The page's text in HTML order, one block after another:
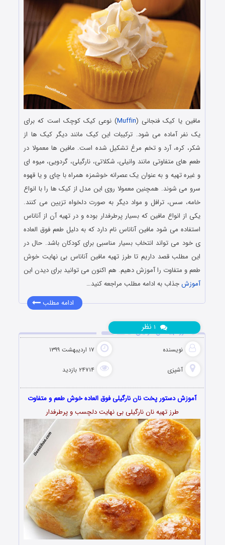
مافین یا کیک فنجانی (Muffin) نوعی کیک کوچک است که برای
یک نفر آماده می ‌شود. ترکیبات این کیک مانند دیگر کیک‌ ها از
شکر، کره، آرد و تخم مرغ تشکیل شده است. مافین ها معمولا در
طعم های متفاوتی مانند وانیلی، شکلاتی، نارگیلی، گردویی، میوه ای
و غیره تهیه و به عنوان یک عصرانه خوشمزه همراه با چای و یا قهوه
سرو می شوند. همچنین معمولا روی این مدل از کیک ها را با انواع
خامه، سس، ترافل و مواد دیگر به صورت دلخواه تزیین می کنند.
یکی از انواع مافین که بسیار پرطرفدار بوده و در تهیه آن از آناناس
استفاده می شود مافین آناناس نام دارد که به دلیل طعم فوق العاده
ی خود می تواند انتخاب بسیار مناسبی برای کودکان باشد. حال در
این مطلب قصد داریم تا طرز تهیه مافین آناناس بی نهایت خوش
طعم و متفاوت را آموزش دهیم. هم اکنون می توانید برای دیدن این
آموزشجذاب به ادامه مطلب مراجعه کنید…
ادامه مطلب
طرز تهیه نان نارگیلی
نویسنده ۱۷ اردیبهشت ۱۳۹۹
آشپزی ۲۴۷۱۴ بازدید
نظر
آموزش دستور پخت نان نارگیلی فوق العاده خوش طعم و متفاوت
طرز تهیه نان نارگیلی بی نهایت دلچسب و پرطرفدار